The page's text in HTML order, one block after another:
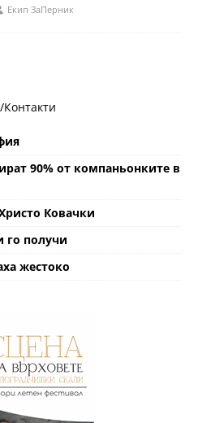
Eкип ЗаПерник
Контакти
90% от компаньонките в
Ковачки
го получи
жестоко